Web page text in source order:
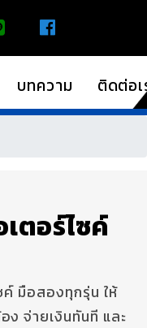
บทความ ติดต่อ
ตอร์ไซค์
ค์ มือสองทุกรุ่น ให้
จ่ายเงินทันที และ